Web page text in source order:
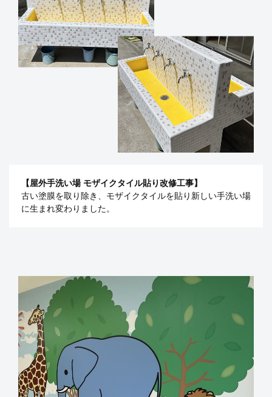
【屋外手洗い場 モザイクタイル貼り改修工事】
古い塗膜を取り除き、モザイクタイルを貼り新しい手洗い場
に生まれ変わりました。